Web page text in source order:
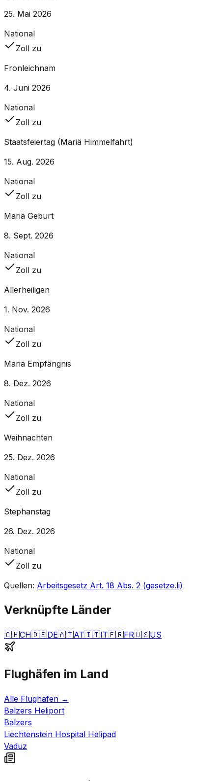
25. Mai 2026
National
Zoll zu
Fronleichnam
4. Juni 2026
National
Zoll zu
Staatsfeiertag (Mariä Himmelfahrt)
15. Aug. 2026
National
Zoll zu
Mariä Geburt
8. Sept. 2026
National
Zoll zu
Allerheiligen
1. Nov. 2026
National
Zoll zu
Mariä Empfängnis
8. Dez. 2026
National
Zoll zu
Weihnachten
25. Dez. 2026
National
Zoll zu
Stephanstag
26. Dez. 2026
National
Zoll zu
Quellen: Arbeitsgesetz Art. 18 Abs. 2 (gesetze.li)
Verknüpfte Länder
🇨🇭CH🇩🇪DE🇦🇹AT🇮🇹IT🇫🇷FR🇺🇸US
Flughäfen im Land
Alle Flughäfen →
Balzers Heliport
Balzers
Liechtenstein Hospital Helipad
Vaduz